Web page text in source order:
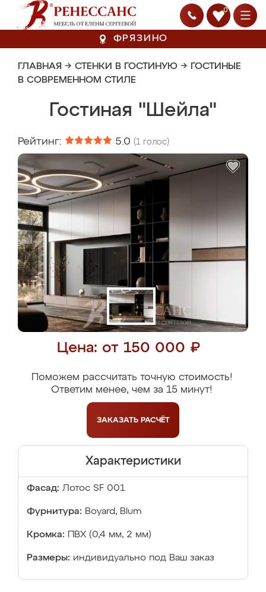
0
ФРЯЗИНО
ГЛАВНАЯ → СТЕНКИ В ГОСТИНУЮ → ГОСТИНЫЕ
В СОВРЕМЕННОМ СТИЛЕ
Гостиная "Шейла"
Рейтинг: 5.0 (1 голос)
Цена: от 150 000 ₽
Поможем рассчитать точную стоимость!
Ответим менее, чем за 15 минут!
ЗАКАЗАТЬ РАСЧЁТ
Характеристики
Фасад: Лотос SF 001
Фурнитура: Boyard, Blum
Кромка: ПВХ (0,4 мм, 2 мм)
Размеры: индивидуально под Ваш заказ